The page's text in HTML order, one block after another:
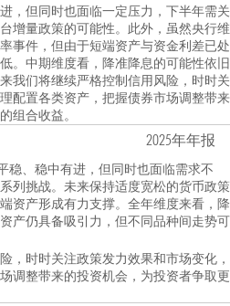
，但同时也面临一定压力，下半年需关
增量政策的可能性。此外，虽然央行维
事件，但由于短端资产与资金利差已处
。中期维度看，降准降息的可能性依旧
我们将继续严格控制信用风险，时时关
配置各类资产，把握债券市场调整带来
组合收益。
2025年年报
稳、稳中有进，但同时也面临需求不
列挑战。未来保持适度宽松的货币政策
资产形成有力支撑。全年维度来看，降
产仍具备吸引力，但不同品种间走势可
，时时关注政策发力效果和市场变化，
调整带来的投资机会，为投资者争取更